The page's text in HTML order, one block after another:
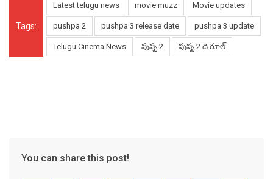
Tags:
Latest telugu news movie muzz Movie updates
pushpa 2 pushpa 3 release date pushpa 3 update
Telugu Cinema News పుష్ప 2 పుష్ప 2 ది రూల్‌
You can share this post!